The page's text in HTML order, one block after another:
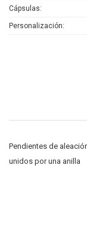
Cápsulas
Personalización
Pendientes de
unidos por una anilla